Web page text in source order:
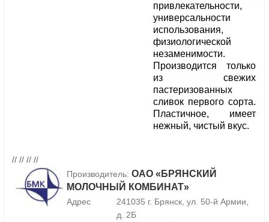
привлекательности,
универсальности
использования,
физиологической
незаменимости.
Производится только
из свежих
пастеризованных
сливок первого сорта.
Пластичное, имеет
нежный, чистый вкус.
// // // //
Производитель: ОАО «БРЯНСКИЙ
МОЛОЧНЫЙ КОМБИНАТ»
Адрес
241035 г. Брянск, ул. 50-й Армии,
д. 2Б